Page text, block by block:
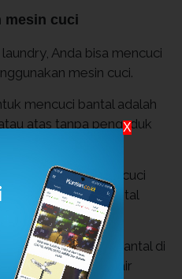
mesin cuci
Anda bisa mencuci
mesin cuci.
mencuci bantal adalah
atas tanpa pengaduk
mesin).
ke dalam mesin cuci
perawatan agar bantal
bisa mencuci bantal di
lembut dan air
X